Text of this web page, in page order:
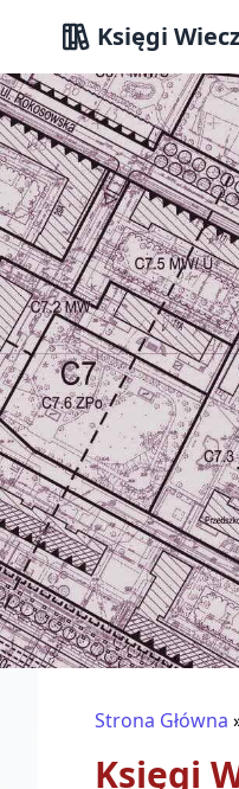
Księgi
Strona Główna
Księgi